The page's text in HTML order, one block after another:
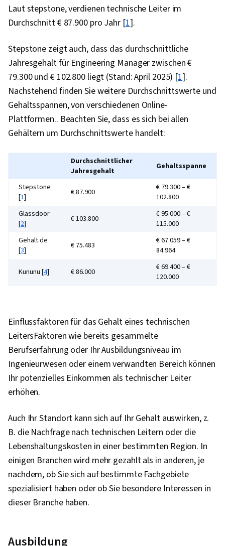
Verteiltes Rechnen, IBM Wolke,
Informationsmanagement, Cloud-
Transaktionsverarbeitung, Gespeicherte
Prozedur, Datenzugang, Shell-Skript, Linux, Unix,
Bash (Skriptsprache), Skripting, Paket- und
Softwareverwaltung, Unix-Shell, Dateisysteme,
Unix-Befehle, Betriebssysteme, Netzwerk-
Protokolle, Linux-Server, grep, Dateiverwaltung,
Skriptsprachen, Datei-E/A, Linux-Verwaltung,
Datenumwandlung, Maschinelles Lernen,
Bewertung des Modells, Regressionsanalyse,
Prädiktive Modellierung,
Datenverarbeitung, Modell-Einsatz, Daten-
Netze, Qualität der Daten, Daten-Infrastruktur,
Modellarchitekturen, Datenarchitektur, Daten-
Stern-Schema, Datenmarkt, Schneeflocken-
Schema, Validierung von Daten, Bereinigung von
Programmierung, Datenwrangling, Einheitliche
Prüfung, Anwendungsprogrammierschnittstelle
(API), Leitfäden, Datenerfassung,
Skalierbarkeit, Fehlersuche, Apache Hive,
Entwicklungsumgebung, Docker (Software),
Open-Source-Technologie, Kubernetes,
Apache Airflow, Apache Kafka, Looker
Datenvisualisierung, Business Intelligence
Laut stepstone, verdienen technische Leiter im
Durchschnitt € 87.900 pro Jahr [1].
Stepstone zeigt auch, dass das durchschnittliche
Jahresgehalt für Engineering Manager zwischen €
79.300 und € 102.800 liegt (Stand: April 2025) [1].
Nachstehend finden Sie weitere Durchschnittswerte und
Gehaltsspannen, von verschiedenen Online-
Plattformen.. Beachten Sie, dass es sich bei allen
Gehältern um Durchschnittswerte handelt:
Durchschnittlicher
Jahresgehalt
Gehaltsspanne
Stepstone
[1] € 87.900
€ 79.300 – €
102.800
Glassdoor
[2] € 103.800
€ 95.000 – €
115.000
Gehalt.de
[3] € 75.483
€ 67.059 – €
84.964
Kununu [4] € 86.000
€ 69.400 – €
120.000
Einflussfaktoren für das Gehalt eines technischen
LeitersFaktoren wie bereits gesammelte
Berufserfahrung oder Ihr Ausbildungsniveau im
Ingenieurwesen oder einem verwandten Bereich können
Ihr potenzielles Einkommen als technischer Leiter
erhöhen.
Auch Ihr Standort kann sich auf Ihr Gehalt auswirken, z.
B. die Nachfrage nach technischen Leitern oder die
Lebenshaltungskosten in einer bestimmten Region. In
einigen Branchen wird mehr gezahlt als in anderen, je
nachdem, ob Sie sich auf bestimmte Fachgebiete
spezialisiert haben oder ob Sie besondere Interessen in
dieser Branche haben.
Ausbildung